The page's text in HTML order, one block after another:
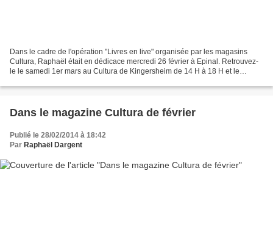
Dans le cadre de l'opération "Livres en live" organisée par les magasins
Cultura, Raphaël était en dédicace mercredi 26 février à Epinal. Retrouvez-
le le samedi 1er mars au Cultura de Kingersheim de 14 H à 18 H et le
Dans le magazine Cultura de février
Publié le 28/02/2014 à 18:42
Par Raphaël Dargent